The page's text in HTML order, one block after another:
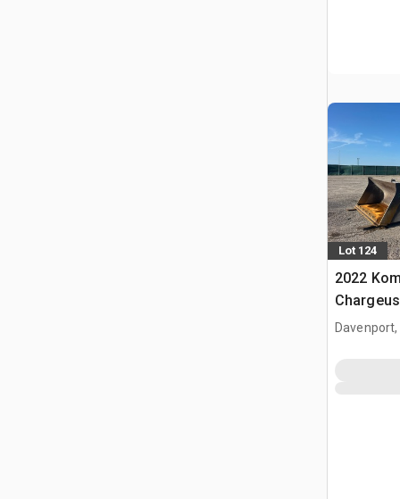
Lot 124
2022
Davenport,